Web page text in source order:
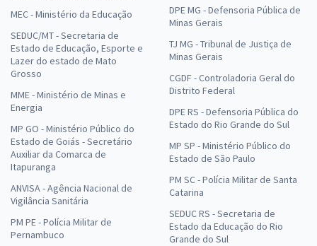
MEC - Ministério da Educação
SEDUC/MT - Secretaria de
Estado de Educação, Esporte e
Lazer do estado de Mato
Grosso
MME - Ministério de Minas e
Energia
MP GO - Ministério Público do
Estado de Goiás - Secretário
Auxiliar da Comarca de
Itapuranga
ANVISA - Agência Nacional de
Vigilância Sanitária
PM PE - Polícia Militar de
Pernambuco
DPE MG - Defensoria Pública de
Minas Gerais
TJ MG - Tribunal de Justiça de
Minas Gerais
CGDF - Controladoria Geral do
Distrito Federal
DPE RS - Defensoria Pública do
Estado do Rio Grande do Sul
MP SP - Ministério Público do
Estado de São Paulo
PM SC - Polícia Militar de Santa
Catarina
SEDUC RS - Secretaria de
Estado da Educação do Rio
Grande do Sul